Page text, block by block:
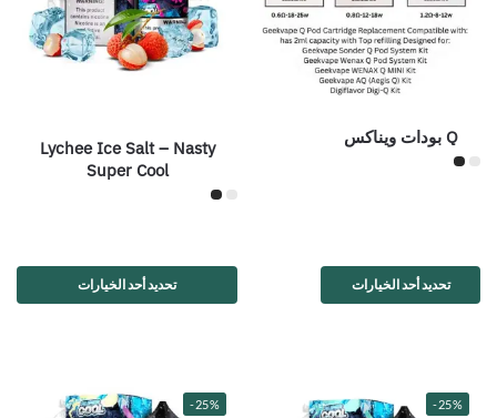
Q بودات ويناكس
تحديد أحد الخيارات
Lychee Ice Salt – Nasty
Super Cool
تحديد أحد الخيارات
-25%
-25%